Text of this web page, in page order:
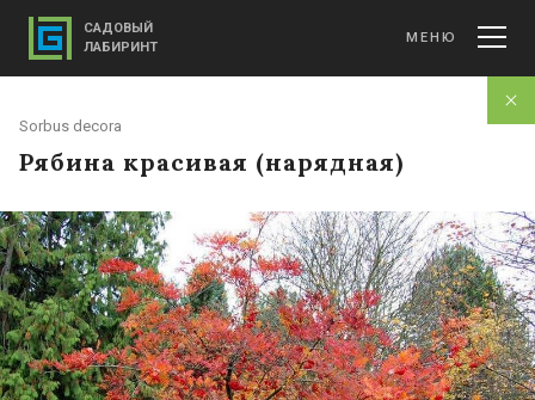
Sorbus decora
Рябина красивая (нарядная)
САДОВЫЙ
ЛАБИРИНТ
МЕНЮ